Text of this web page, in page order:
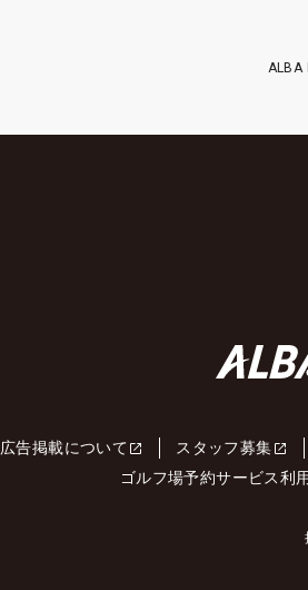
ALBA
広告掲載について スタッフ募集
ゴルフ場予約サービス利